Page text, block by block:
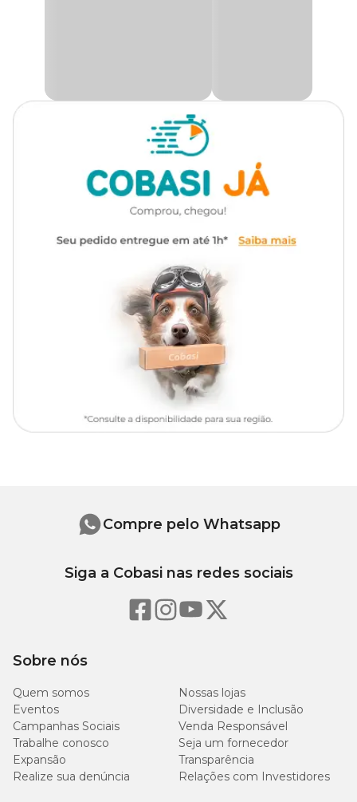
Na Cobasi, você encontra diversos tipos de
Medidas aproximadas
Comp.
Altura
(cm)
22
46 28
56
Peso
Peso
0,810 9
Sobre nós
Quem somos
Nossas lojas
Eventos
Diversidade e Inclusão
Campanhas Sociais
Venda Responsável
Trabalhe conosco
Seja um fornecedor
Expansão
Transparência
Realize sua denúncia
Relações com Investidores
Compre pelo Whatsapp
Siga a Cobasi nas redes sociais